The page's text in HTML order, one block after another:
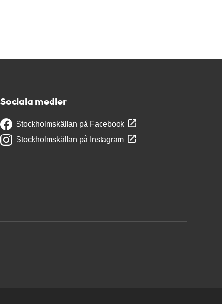
Sociala medier
Stockholmskällan på Facebook
Stockholmskällan på Instagram